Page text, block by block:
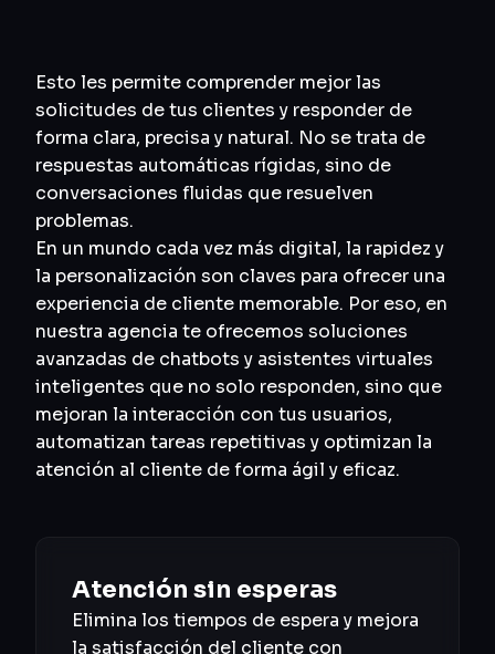
Esto les permite comprender mejor las
solicitudes de tus clientes y responder de
forma clara, precisa y natural. No se trata de
respuestas automáticas rígidas, sino de
conversaciones fluidas que resuelven
problemas.
En un mundo cada vez más digital, la rapidez y
la personalización son claves para ofrecer una
experiencia de cliente memorable. Por eso, en
nuestra agencia te ofrecemos soluciones
avanzadas de chatbots y asistentes virtuales
inteligentes que no solo responden, sino que
mejoran la interacción con tus usuarios,
automatizan tareas repetitivas y optimizan la
atención al cliente de forma ágil y eficaz.
Atención sin esperas
Elimina los tiempos de espera y mejora
la satisfacción del cliente con